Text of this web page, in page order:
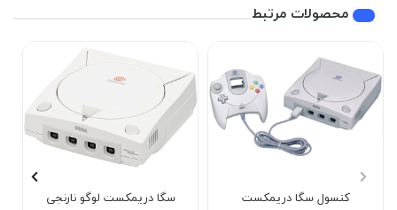
محصولات مرتبط
کنسول سگا دریمکست سگا دریمکست لوگو نارنجی